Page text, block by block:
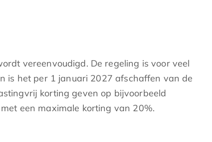
vereenvoudigd. De regeling is voor veel
is het per 1 januari 2027 afschaffen van de
korting geven op bijvoorbeeld
een maximale korting van 20%.